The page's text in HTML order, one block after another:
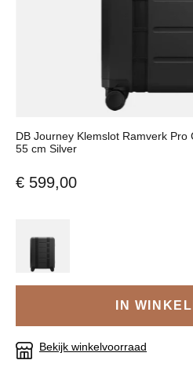
DB Journey Klemslot Ramverk
55 cm Silver
€ 599,00
IN
Bekijk winkelvoorraad